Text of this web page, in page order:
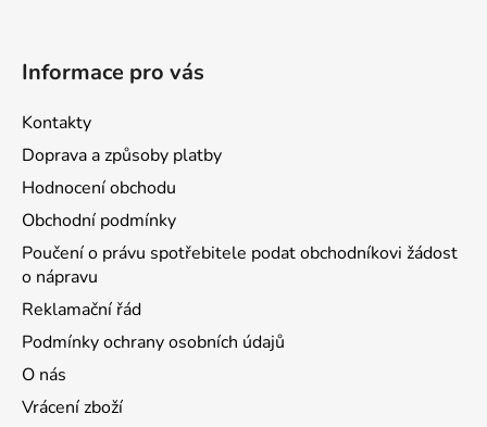
Informace pro vás
Kontakty
Doprava a způsoby platby
Hodnocení obchodu
Obchodní podmínky
Poučení o právu spotřebitele podat obchodníkovi žádost
o nápravu
Reklamační řád
Podmínky ochrany osobních údajů
O nás
Vrácení zboží